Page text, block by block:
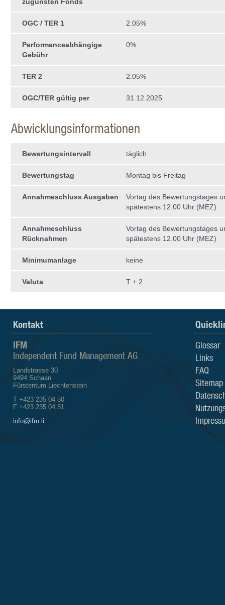
OGC / TER 1 2.05%
Performanceabhängige
Gebühr
0%
TER 2 2.05%
OGC/TER gültig per 31.12.2025
Abwicklungsinformationen
Bewertungsintervall täglich
Bewertungstag Montag bis Freitag
Annahmeschluss Ausgaben
Vortag des Bewertungstages
spätestens 12.00 Uhr (MEZ)
Annahmeschluss
Rücknahmen
Vortag des Bewertungstages
spätestens 12.00 Uhr (MEZ)
Minimumanlage keine
Valuta T + 2
Kontakt
IFM
Independent Fund Management AG
Landstrasse 30
9494 Schaan
Fürstentum Liechtenstein
T +423 235 04 50
F +423 235 04 51
info@ifm.li
Glossar
Links
FAQ
Sitemap